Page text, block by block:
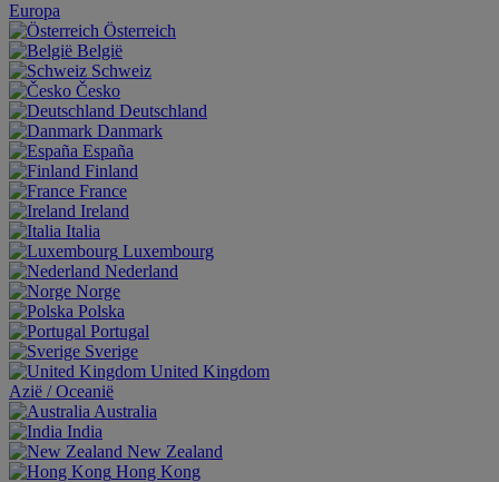
Europa
Österreich
België
Schweiz
Česko
Deutschland
Danmark
España
Finland
France
Ireland
Italia
Luxembourg
Nederland
Norge
Polska
Portugal
Sverige
United Kingdom
Aziё / Oceaniё
Australia
India
New Zealand
Hong Kong